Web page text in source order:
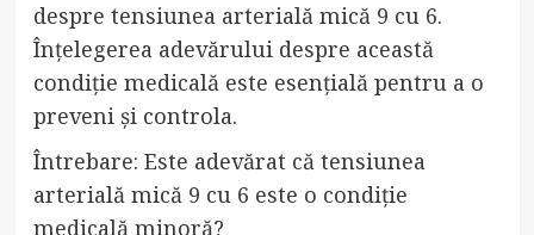
despre tensiunea arterială mică 9 cu 6.
Înțelegerea adevărului despre această
condiție medicală este esențială pentru a o
preveni și controla.
Întrebare: Este adevărat că tensiunea
arterială mică 9 cu 6 este o condiție
medicală minoră?